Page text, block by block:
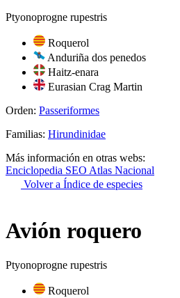
Ptyonoprogne rupestris
Roquerol
Anduriña dos penedos
Haitz-enara
Eurasian Crag Martin
Orden: Passeriformes
Familias: Hirundinidae
Más información en otras webs:
Enciclopedia SEO Atlas Nacional
Volver a Índice de especies
Avión roquero
Ptyonoprogne rupestris
Roquerol